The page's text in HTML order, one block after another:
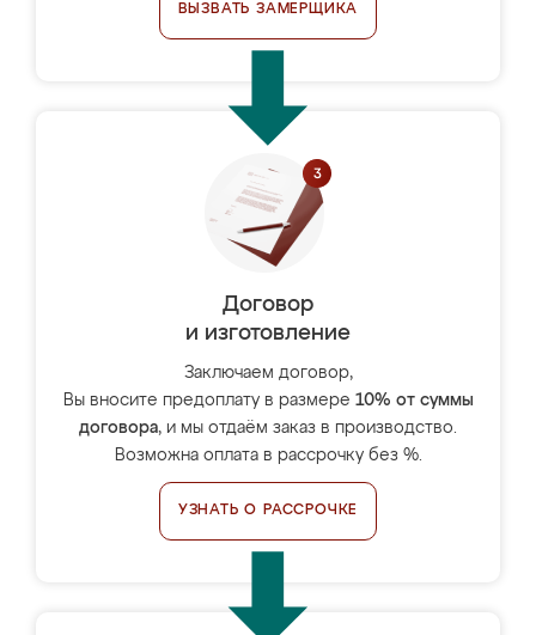
ВЫЗВАТЬ ЗАМЕРЩИКА
Договор
и изготовление
Заключаем договор,
Вы вносите предоплату в размере 10% от суммы
договора, и мы отдаём заказ в производство.
Возможна оплата в рассрочку без %.
УЗНАТЬ О РАССРОЧКЕ